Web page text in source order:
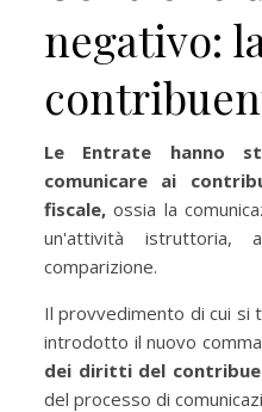
negativo:
Le Entrate hanno
comunicare ai
fiscale, ossia la
un'attività istruttoria,
comparizione.
Il provvedimento di cui si
introdotto il nuovo
dei diritti del
del processo di